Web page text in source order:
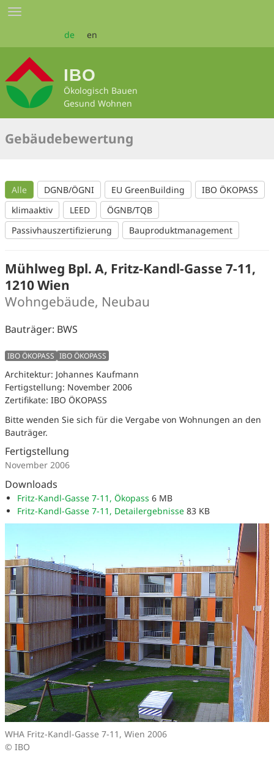
Zum
Seiteninhalt
Toggle
de en
IBO
Ökologisch Bauen
Gesund Wohnen
Gebäudebewertung
Alle DGNB/ÖGNI EU GreenBuilding
IBO ÖKOPASS
klimaaktiv
LEED
ÖGNB/TQB
Passivhauszertifizierung
Bauproduktmanagement
Mühlweg Bpl. A, Fritz-Kandl-Gasse 7-11,
1210 Wien
Wohngebäude, Neubau
Bauträger: BWS
IBO ÖKOPASS IBO ÖKOPASS
Architektur: Johannes Kaufmann
Fertigstellung: November 2006
Zertifikate: IBO ÖKOPASS
Bitte wenden Sie sich für die Vergabe von Wohnungen an den
Bauträger.
Fertigstellung
November 2006
Downloads
Fritz-Kandl-Gasse 7-11, Ökopass 6 MB
Fritz-Kandl-Gasse 7-11, Detailergebnisse 83 KB
WHA Fritz-Kandl-Gasse 7-11, Wien 2006
© IBO